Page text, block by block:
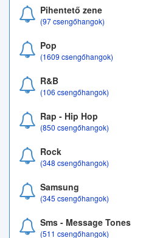
Pihentető zene
(97 csengőhangok)
Pop
(1609 csengőhangok)
R&B
(106 csengőhangok)
Rap - Hip Hop
(850 csengőhangok)
Rock
(348 csengőhangok)
Samsung
(345 csengőhangok)
Sms - Message Tones
(511 csengőhangok)